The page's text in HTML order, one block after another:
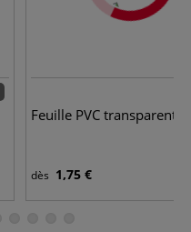
Feuille PVC transparente
dès 1,75 €